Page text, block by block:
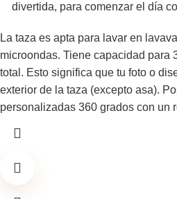
divertida, para comenzar el día
La taza es apta para lavar en
microondas. Tiene capacidad para
total. Esto significa que tu foto o
exterior de la taza (excepto asa).
personalizadas 360 grados con un